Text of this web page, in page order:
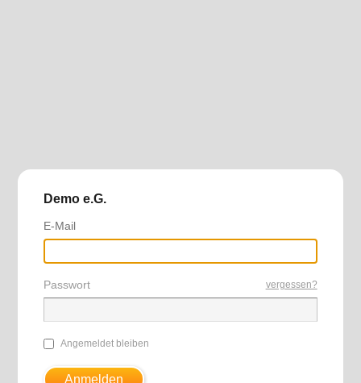
Demo e.G.
E-Mail
Passwort vergessen?
Angemeldet bleiben
Anmelden